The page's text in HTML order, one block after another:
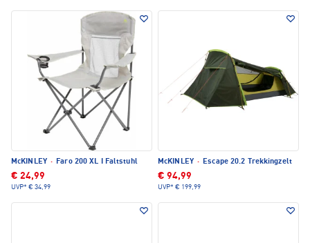
McKINLEY · Faro 200 XL I Faltstuhl
€ 24,99
UVP* € 34,99
McKINLEY · Escape 20.2 Trekkingzelt
€ 94,99
UVP* € 199,99